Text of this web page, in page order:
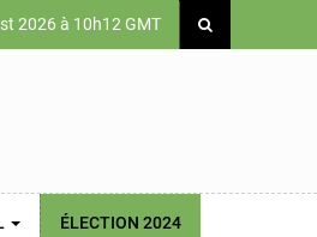
2026 à 10h12 GMT
ÉLECTION 2024